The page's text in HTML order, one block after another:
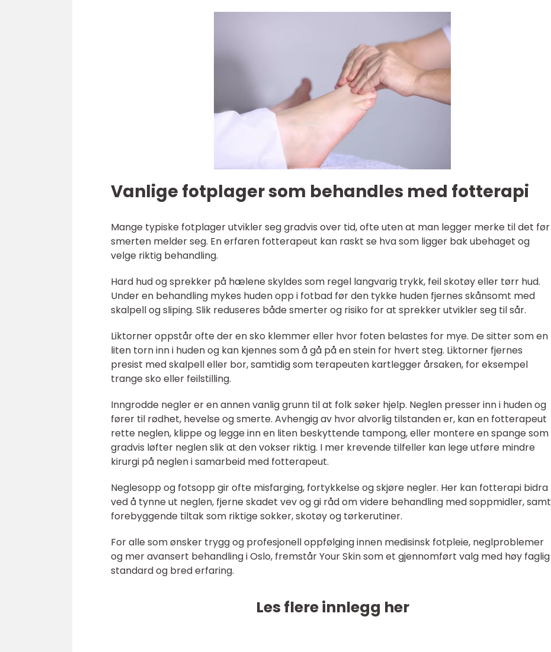
Vanlige fotplager som behandles med fotterapi
Mange typiske fotplager utvikler seg gradvis over tid, ofte uten at man legger merke til det før
smerten melder seg. En erfaren fotterapeut kan raskt se hva som ligger bak ubehaget og
velge riktig behandling.
Hard hud og sprekker på hælene skyldes som regel langvarig trykk, feil skotøy eller tørr hud.
Under en behandling mykes huden opp i fotbad før den tykke huden fjernes skånsomt med
skalpell og sliping. Slik reduseres både smerter og risiko for at sprekker utvikler seg til sår.
Liktorner oppstår ofte der en sko klemmer eller hvor foten belastes for mye. De sitter som en
liten torn inn i huden og kan kjennes som å gå på en stein for hvert steg. Liktorner fjernes
presist med skalpell eller bor, samtidig som terapeuten kartlegger årsaken, for eksempel
trange sko eller feilstilling.
Inngrodde negler er en annen vanlig grunn til at folk søker hjelp. Neglen presser inn i huden og
fører til rødhet, hevelse og smerte. Avhengig av hvor alvorlig tilstanden er, kan en fotterapeut
rette neglen, klippe og legge inn en liten beskyttende tampong, eller montere en spange som
gradvis løfter neglen slik at den vokser riktig. I mer krevende tilfeller kan lege utføre mindre
kirurgi på neglen i samarbeid med fotterapeut.
Neglesopp og fotsopp gir ofte misfarging, fortykkelse og skjøre negler. Her kan fotterapi bidra
ved å tynne ut neglen, fjerne skadet vev og gi råd om videre behandling med soppmidler, samt
forebyggende tiltak som riktige sokker, skotøy og tørkerutiner.
For alle som ønsker trygg og profesjonell oppfølging innen medisinsk fotpleie, neglproblemer
og mer avansert behandling i Oslo, fremstår Your Skin som et gjennomført valg med høy faglig
standard og bred erfaring.
Les flere innlegg her